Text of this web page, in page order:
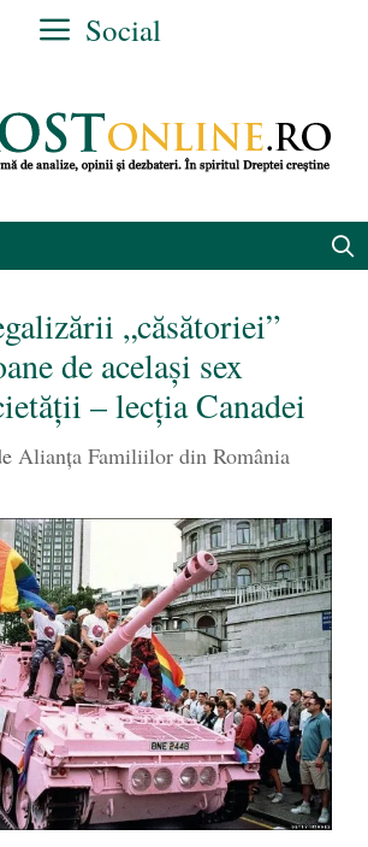
Social
„căsătoriei”
de același sex
– lecția Canadei
Alianţa Familiilor din România